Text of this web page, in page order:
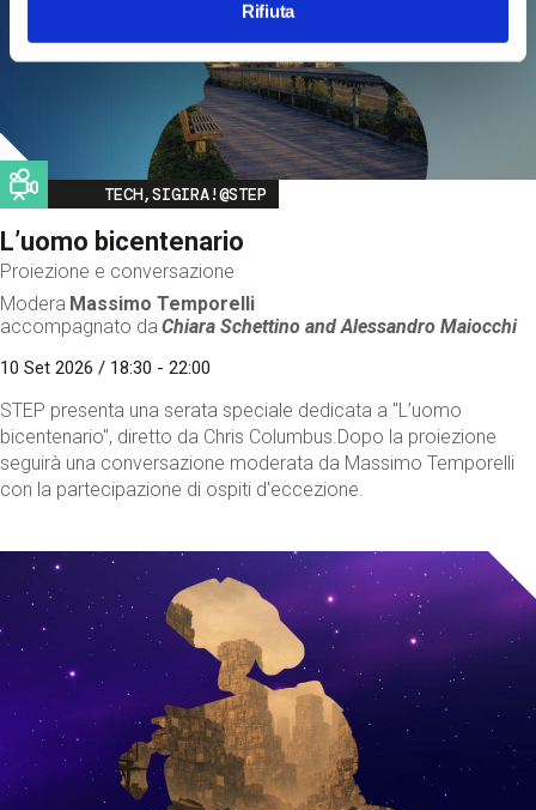
Rifiuta
Image
TECH,SIGIRA!@STEP
L’uomo bicentenario
Proiezione e conversazione
Modera Massimo Temporelli
accompagnato da Chiara Schettino andAlessandro Maiocchi
10 Set 2026 / 18:30 - 22:00
STEP presenta una serata speciale dedicata a "L’uomo
bicentenario", diretto da Chris Columbus.Dopo la proiezione
seguirà una conversazione moderata da Massimo Temporelli
con la partecipazione di ospiti d'eccezione.